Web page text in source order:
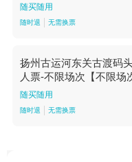
随买随用
随时退 无需换票
扬州古运河东关古渡码
人票-不限场次【不限场
随买随用
随时退 无需换票